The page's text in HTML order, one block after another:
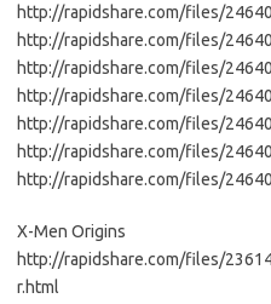
http://rapidshare.com/files/
http://rapidshare.com/files/
http://rapidshare.com/files/
http://rapidshare.com/files/
http://rapidshare.com/files/
http://rapidshare.com/files/
http://rapidshare.com/files/
X-Men Origins
http://rapidshare.com/files/
r.html